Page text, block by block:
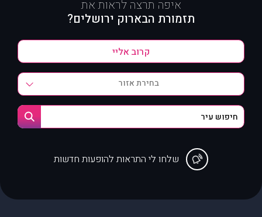
איפה תרצה לראות את
תזמורת הבארוק ירושלים?
בחירת אזור
שלחו לי התראות להופעות חדשות